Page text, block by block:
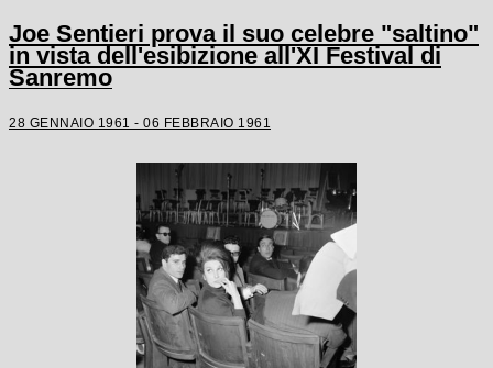
Joe Sentieri prova il suo celebre "saltino"
in vista dell'esibizione all'XI Festival di
Sanremo
28 GENNAIO 1961 - 06 FEBBRAIO 1961